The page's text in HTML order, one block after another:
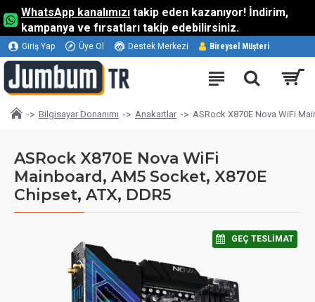
WhatsApp kanalımızı takip eden kazanıyor! İndirim,
kampanya ve fırsatları takip edebilirsiniz.
Giriş Yap Üye Ol Destek Merkezi Bireysel Müşteri
Bilgisayar Donanımı Anakartlar ASRock X870E Nova WiFi
ASRock X870E Nova WiFi
Mainboard, AM5 Socket, X870E
Chipset, ATX, DDR5
⠀GEÇ TESLIMAT